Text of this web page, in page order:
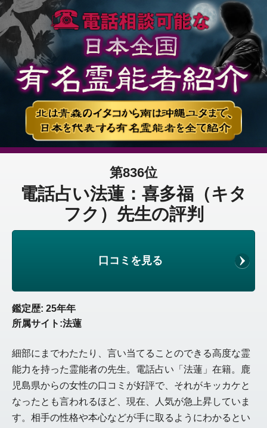
第836位
電話占い法蓮：喜多福（キタ
フク）先生の評判
口コミを見る
鑑定歴: 25年年
所属サイト:法蓮
細部にまでわたたり、言い当てることのできる高度な霊
能力を持った霊能者の先生。電話占い「法蓮」在籍。鹿
児島県からの女性の口コミが好評で、それがキッカケと
なったとも言われるほど、現在、人気が急上昇していま
す。相手の性格や本心などが手に取るようにわかるとい